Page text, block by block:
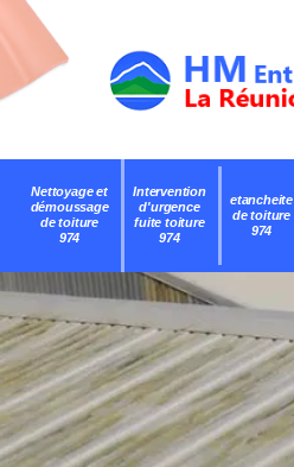
Nettoyage et
démoussage
de toiture
974
Intervention
d'urgence
fuite toiture
974
etancheite
de toiture
974